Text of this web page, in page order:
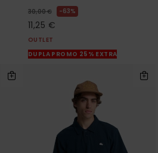
30,00 € 63%
11,25 €
OUTLET
DUPLA PROMO 25% EXTRA